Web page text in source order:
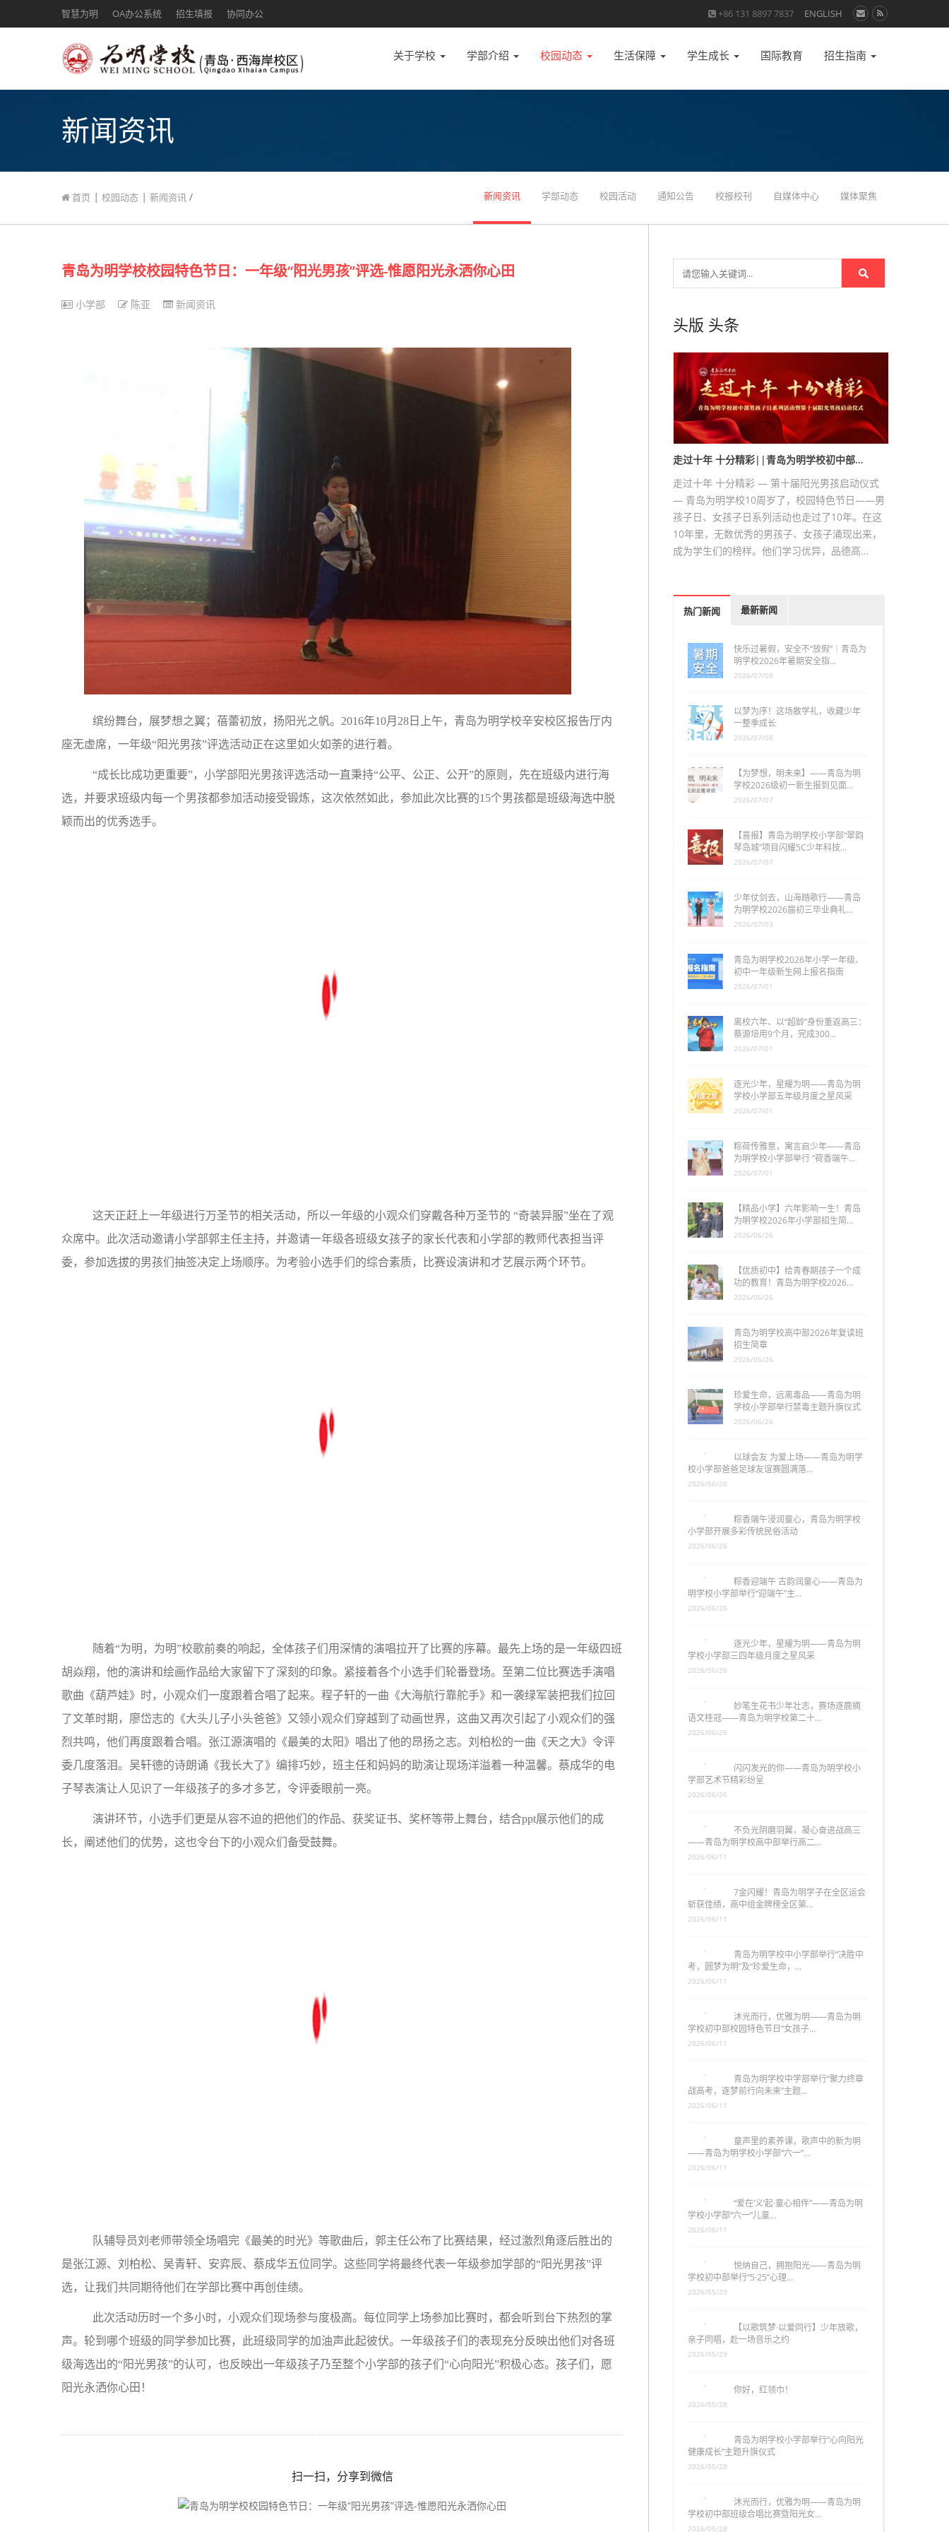
智慧为明 OA办公系统 招生填报 协同办公 +86 131 8897 7837 ENGLISH
关于学校 学部介绍 校园动态 生活保障 学生成长 国际教育 招生指南
新闻资讯
首页 | 校园动态 | 新闻资讯 / 新闻资讯 学部动态 校园活动 通知公告 校报校刊 自媒体中心 媒体聚焦
青岛为明学校校园特色节日：一年级“阳光男孩”评选-惟愿阳光永洒你心田
小学部 陈亚 新闻资讯
缤纷舞台，展梦想之翼；蓓蕾初放，扬阳光之帆。2016年10月28日上午，青岛为明学校辛安校区报告厅内
座无虚席，一年级“阳光男孩”评选活动正在这里如火如荼的进行着。
“成长比成功更重要”，小学部阳光男孩评选活动一直秉持“公平、公正、公开”的原则，先在班级内进行海
选，并要求班级内每一个男孩都参加活动接受锻炼，这次依然如此，参加此次比赛的15个男孩都是班级海选中脱
颖而出的优秀选手。
这天正赶上一年级进行万圣节的相关活动，所以一年级的小观众们穿戴各种万圣节的 “奇装异服”坐在了观
众席中。此次活动邀请小学部郭主任主持，并邀请一年级各班级女孩子的家长代表和小学部的教师代表担当评
委，参加选拔的男孩们抽签决定上场顺序。为考验小选手们的综合素质，比赛设演讲和才艺展示两个环节。
随着“为明，为明”校歌前奏的响起，全体孩子们用深情的演唱拉开了比赛的序幕。最先上场的是一年级四班
胡焱翔，他的演讲和绘画作品给大家留下了深刻的印象。紧接着各个小选手们轮番登场。至第二位比赛选手演唱
歌曲《葫芦娃》时，小观众们一度跟着合唱了起来。程子轩的一曲《大海航行靠舵手》和一袭绿军装把我们拉回
了文革时期，廖岱志的《大头儿子小头爸爸》又领小观众们穿越到了动画世界，这曲又再次引起了小观众们的强
烈共鸣，他们再度跟着合唱。张江源演唱的《最美的太阳》唱出了他的昂扬之志。刘柏松的一曲《天之大》令评
委几度落泪。吴轩德的诗朗诵《我长大了》编排巧妙，班主任和妈妈的助演让现场洋溢着一种温馨。蔡成华的电
子琴表演让人见识了一年级孩子的多才多艺，令评委眼前一亮。
演讲环节，小选手们更是从容不迫的把他们的作品、获奖证书、奖杯等带上舞台，结合ppt展示他们的成
长，阐述他们的优势，这也令台下的小观众们备受鼓舞。
队辅导员刘老师带领全场唱完《最美的时光》等歌曲后，郭主任公布了比赛结果，经过激烈角逐后胜出的
是张江源、刘柏松、吴青轩、安弈辰、蔡成华五位同学。这些同学将最终代表一年级参加学部的“阳光男孩”评
选，让我们共同期待他们在学部比赛中再创佳绩。
此次活动历时一个多小时，小观众们现场参与度极高。每位同学上场参加比赛时，都会听到台下热烈的掌
声。轮到哪个班级的同学参加比赛，此班级同学的加油声此起彼伏。一年级孩子们的表现充分反映出他们对各班
级海选出的“阳光男孩”的认可，也反映出一年级孩子乃至整个小学部的孩子们“心向阳光”积极心态。孩子们，愿
阳光永洒你心田！
扫一扫，分享到微信
头版 头条
走过十年 十分精彩||青岛为明学校初中部…
走过十年 十分精彩 — 第十届阳光男孩启动仪式
— 青岛为明学校10周岁了，校园特色节日——男
孩子日、女孩子日系列活动也走过了10年。在这
10年里，无数优秀的男孩子、女孩子涌现出来，
成为学生们的榜样。他们学习优异，品德高…
热门新闻 最新新闻
快乐过暑假，安全不“放假”｜青岛为
明学校2026年暑期安全指…
2026/07/08
以梦为序！这场散学礼，收藏少年
一整季成长
2026/07/08
【为梦想，明未来】——青岛为明
学校2026级初一新生报到见面…
2026/07/07
【喜报】青岛为明学校小学部“翠韵
琴岛城”项目闪耀5C少年科技…
2026/07/07
少年仗剑去，山海踏歌行——青岛
为明学校2026届初三毕业典礼…
2026/07/03
青岛为明学校2026年小学一年级、
初中一年级新生网上报名指南
2026/07/01
离校六年、以“超龄”身份重返高三：
蔡源培用9个月，完成300…
2026/07/01
逐光少年，星耀为明——青岛为明
学校小学部五年级月度之星风采
2026/07/01
粽荷传雅意，寓言启少年——青岛
为明学校小学部举行 “荷香端午…
2026/07/01
【精品小学】六年影响一生！青岛
为明学校2026年小学部招生简…
2026/06/26
【优质初中】给青春期孩子一个成
功的教育！青岛为明学校2026…
2026/06/26
青岛为明学校高中部2026年复读班
招生简章
2026/06/26
珍爱生命，远离毒品——青岛为明
学校小学部举行禁毒主题升旗仪式
2026/06/26
以球会友 为爱上场——青岛为明学
校小学部爸爸足球友谊赛圆满落…
粽香端午浸润童心，青岛为明学校
小学部开展多彩传统民俗活动
粽香迎端午 古韵润童心——青岛为
明学校小学部举行“迎端午”主…
逐光少年，星耀为明——青岛为明
学校小学部三四年级月度之星风采
妙笔生花书少年壮志，赛场逐鹿摘
语文桂冠——青岛为明学校第二十…
闪闪发光的你——青岛为明学校小
学部艺术节精彩纷呈
不负光阴磨羽翼，凝心奋进战高三
——青岛为明学校高中部举行高二…
7金闪耀！青岛为明学子在全区运会
斩获佳绩，高中组金牌榜全区第…
青岛为明学校中小学部举行“决胜中
考，圆梦为明”及“珍爱生命，…
沐光而行，优雅为明——青岛为明
学校初中部校园特色节日“女孩子…
青岛为明学校中学部举行“聚力终章
战高考，逐梦前行向未来”主题…
童声里的素养课，歌声中的新为明
——青岛为明学校小学部“六一”…
“爱在‘义’起·童心相伴”——青岛为明
学校小学部“六一”儿童…
悦纳自己，拥抱阳光——青岛为明
学校初中部举行“5·25”心理…
【以歌筑梦·以爱同行】少年放歌，
亲子同唱，赴一场音乐之约
你好，红领巾！
青岛为明学校小学部举行“心向阳光
健康成长”主题升旗仪式
沐光而行，优雅为明——青岛为明
学校初中部班级合唱比赛暨阳光女…